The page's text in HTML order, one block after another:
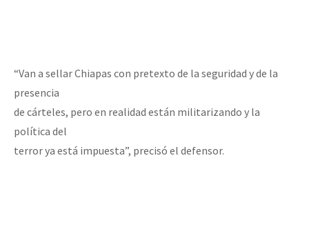
“Van a sellar Chiapas con pretexto de la seguridad y de la
presencia
de cárteles, pero en realidad están militarizando y la
política del
terror ya está impuesta”, precisó el defensor.